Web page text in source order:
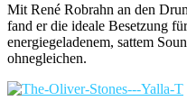
Mit René Robrahn an den
fand er die ideale Besetzung
energiegeladenem, sattem
ohnegleichen.